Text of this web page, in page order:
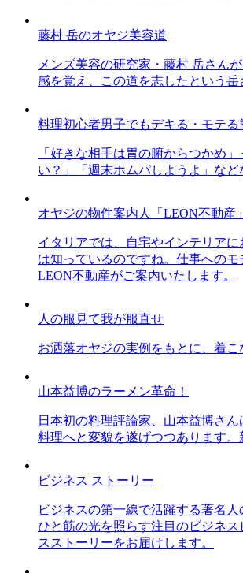
藤村 岳のオヤジ美容道
メンズ美容の研究家・藤村 岳さん
感を覚え、この道を志したという
料理初心者男子でもデキる・モテる
「好きな相手は胃の腑からつかめ
い？」「週末ホムパしようよ」な
オヤジの物件案内人「LEON不動産」
イタリアでは、自宅やインテリア
は知っているのですね。仕事への
LEON不動産がご案内いたします。
人の服見て我が服直せ
お洒落オヤジの実例をもとに、着
山本益博のラーメン革命！
日本初の料理評論家、山本益博さ
料理へと変貌を遂げつつあります
ビジネス ストーリー
ビジネスの第一線で活躍する著名
ひと筋の光を照らす注目のビジネ
スストーリーをお届けします。